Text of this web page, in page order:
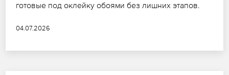
готовые под оклейку обоями без лишних этапов.
04.07.2026